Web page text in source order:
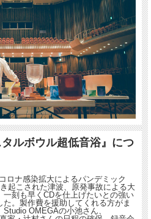
タルボウル超低音浴』につ
ロナ感染拡大によるパンデミック
起こされた津波、原発事故による大
刻も早くCDを仕上げたいとの強い
。製作費を援助してくれる方がま
OMEGAの小池さん、